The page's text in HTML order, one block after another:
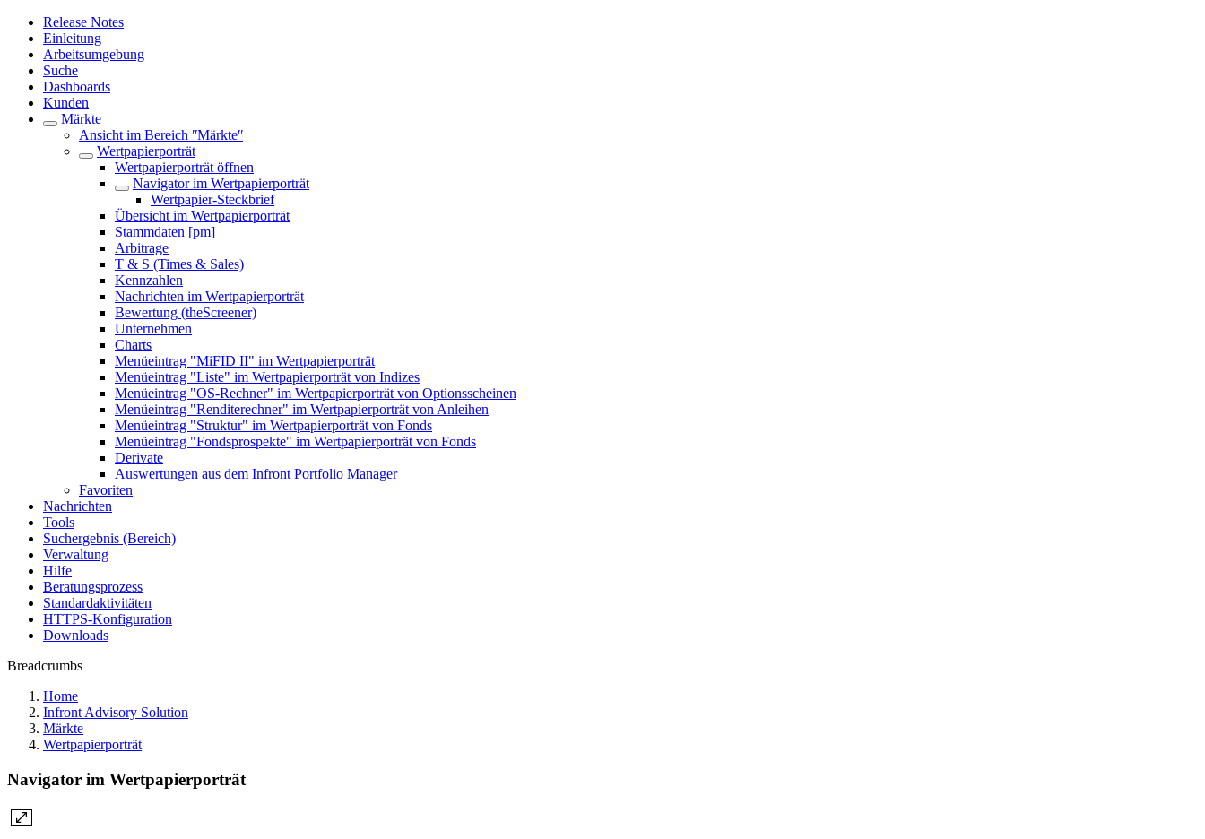
Release Notes
Einleitung
Arbeitsumgebung
Suche
Dashboards
Kunden
Märkte
Ansicht im Bereich ʺMärkteʺ
Wertpapierporträt
Wertpapierporträt öffnen
Navigator im Wertpapierporträt
Wertpapier-Steckbrief
Übersicht im Wertpapierporträt
Stammdaten [pm]
Arbitrage
T & S (Times & Sales)
Kennzahlen
Nachrichten im Wertpapierporträt
Bewertung (theScreener)
Unternehmen
Charts
Menüeintrag "MiFID II" im Wertpapierporträt
Menüeintrag "Liste" im Wertpapierporträt von Indizes
Menüeintrag "OS-Rechner" im Wertpapierporträt von Optionsscheinen
Menüeintrag "Renditerechner" im Wertpapierporträt von Anleihen
Menüeintrag "Struktur" im Wertpapierporträt von Fonds
Menüeintrag "Fondsprospekte" im Wertpapierporträt von Fonds
Derivate
Auswertungen aus dem Infront Portfolio Manager
Favoriten
Nachrichten
Tools
Suchergebnis (Bereich)
Verwaltung
Hilfe
Beratungsprozess
Standardaktivitäten
HTTPS-Konfiguration
Downloads
Breadcrumbs
Home
Infront Advisory Solution
Märkte
Wertpapierporträt
Navigator im Wertpapierporträt